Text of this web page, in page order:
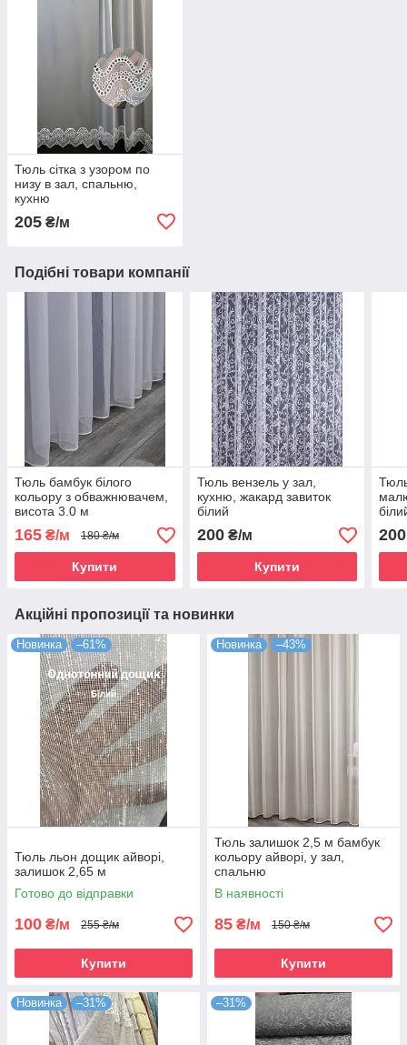
Тюль сітка з узором по
низу в зал, спальню,
кухню
205 ₴/м
Подібні товари компанії
Тюль бамбук білого
кольору з обважнювачем,
висота 3.0 м
165 ₴/м 180 ₴/м
Купити
Тюль вензель у зал,
кухню, жакард завиток
білий
200₴/м
Купити
200
Акційні пропозиції та новинки
Новинка –61%
Тюль льон дощик айворі,
залишок 2,65 м
Готово до відправки
100 ₴/м 255 ₴/м
Купити
Новинка –43%
Тюль залишок 2,5 м бамбук
кольору айворі, у зал,
спальню
В наявності
85 ₴/м 150 ₴/м
Купити
Новинка –31% –31%